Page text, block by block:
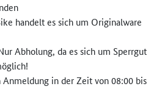
handelt es sich um Originalware
Abholung, da es sich um Sperrgut
in der Zeit von 08:00 bis